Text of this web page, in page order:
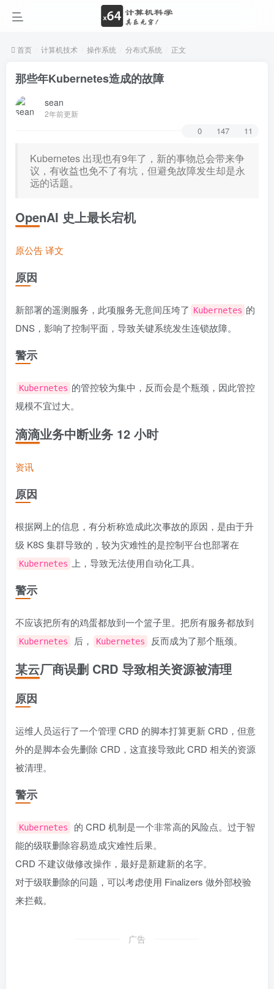
首页 计算机技术 操作系统 分布式系统 正文
那些年Kubernetes造成的故障
sean
2年前更新
0 147 11
Kubernetes 出现也有9年了，新的事物总会带来争
议，有收益也免不了有坑，但避免故障发生却是永
远的话题。
OpenAI 史上最长宕机
原公告译文
原因
新部署的遥测服务，此项服务无意间压垮了 Kubernetes 的
DNS，影响了控制平面，导致关键系统发生连锁故障。
警示
Kubernetes 的管控较为集中，反而会是个瓶颈，因此管控
规模不宜过大。
滴滴业务中断业务 12 小时
资讯
原因
根据网上的信息，有分析称造成此次事故的原因，是由于升
级 K8S 集群导致的，较为灾难性的是控制平台也部署在
Kubernetes 上，导致无法使用自动化工具。
警示
不应该把所有的鸡蛋都放到一个篮子里。把所有服务都放到
Kubernetes 后， Kubernetes 反而成为了那个瓶颈。
某云厂商误删 CRD 导致相关资源被清理
原因
运维人员运行了一个管理 CRD 的脚本打算更新 CRD，但意
外的是脚本会先删除 CRD，这直接导致此 CRD 相关的资源
被清理。
警示
Kubernetes
的 CRD 机制是一个非常高的风险点。过于智
能的级联删除容易造成灾难性后果。
CRD 不建议做修改操作，最好是新建新的名字。
对于级联删除的问题，可以考虑使用 Finalizers 做外部校验
来拦截。
广告